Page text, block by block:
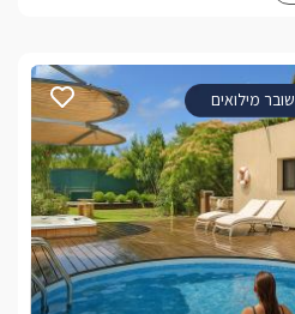
שובר מילואים